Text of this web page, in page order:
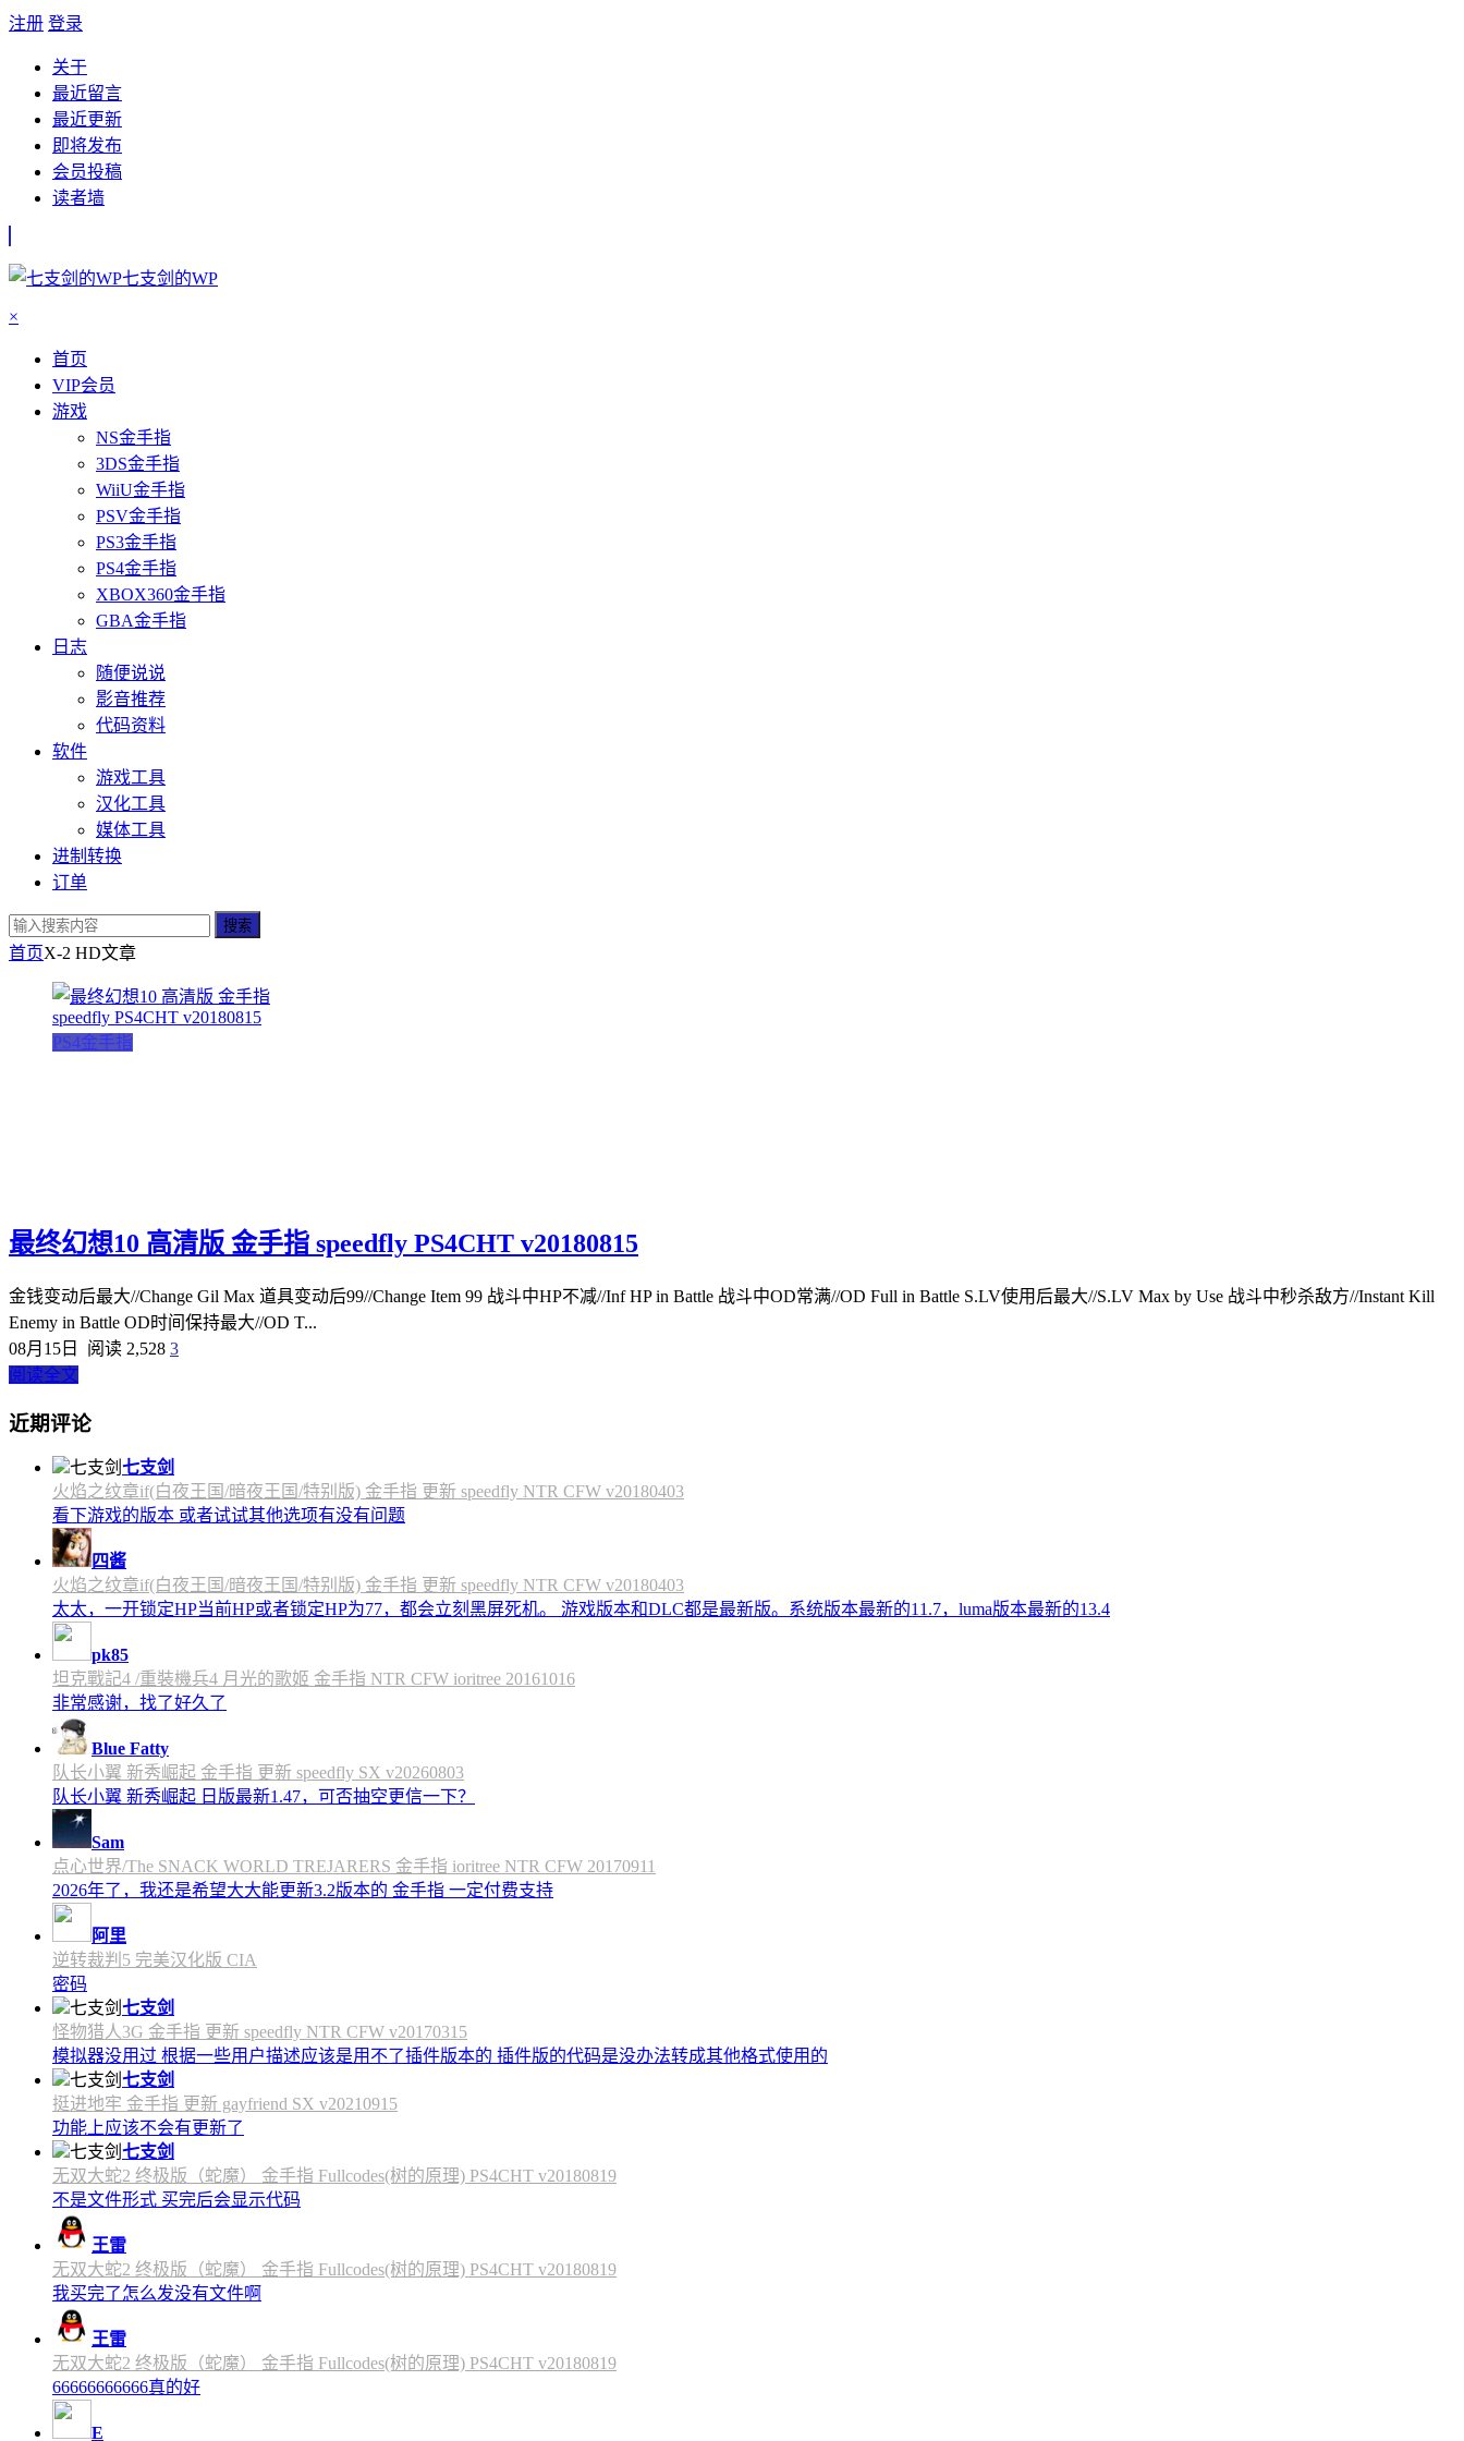
注册 登录
关于
最近留言
最近更新
即将发布
会员投稿
读者墙
七支剑的WP
×
首页
VIP会员
游戏
NS金手指
3DS金手指
WiiU金手指
PSV金手指
PS3金手指
PS4金手指
XBOX360金手指
GBA金手指
日志
随便说说
影音推荐
代码资料
软件
游戏工具
汉化工具
媒体工具
进制转换
订单
搜索
首页X-2 HD文章
PS4金手指
最终幻想10 高清版 金手指 speedfly PS4CHT v20180815
金钱变动后最大//Change Gil Max 道具变动后99//Change Item 99 战斗中HP不减//Inf HP in Battle 战斗中OD常满//OD Full in Battle S.LV使用后最大//S.LV Max by Use 战斗中秒杀敌方//Instant Kill
Enemy in Battle OD时间保持最大//OD T...
08月15日
阅读 2,528 3
阅读全文
近期评论
七支剑
火焰之纹章if(白夜王国/暗夜王国/特别版) 金手指 更新 speedfly NTR CFW v20180403
看下游戏的版本 或者试试其他选项有没有问题
四酱
火焰之纹章if(白夜王国/暗夜王国/特别版) 金手指 更新 speedfly NTR CFW v20180403
太太，一开锁定HP当前HP或者锁定HP为77，都会立刻黑屏死机。 游戏版本和DLC都是最新版。系统版本最新的11.7，luma版本最新的13.4
pk85
坦克戰記4 /重裝機兵4 月光的歌姬 金手指 NTR CFW ioritree 20161016
非常感谢，找了好久了
Blue Fatty
队长小翼 新秀崛起 金手指 更新 speedfly SX v20260803
队长小翼 新秀崛起 日版最新1.47，可否抽空更信一下？
Sam
点心世界/The SNACK WORLD TREJARERS 金手指 ioritree NTR CFW 20170911
2026年了，我还是希望大大能更新3.2版本的 金手指 一定付费支持
阿里
逆转裁判5 完美汉化版 CIA
密码
七支剑
怪物猎人3G 金手指 更新 speedfly NTR CFW v20170315
模拟器没用过 根据一些用户描述应该是用不了插件版本的 插件版的代码是没办法转成其他格式使用的
七支剑
挺进地牢 金手指 更新 gayfriend SX v20210915
功能上应该不会有更新了
七支剑
无双大蛇2 终极版（蛇魔） 金手指 Fullcodes(树的原理) PS4CHT v20180819
不是文件形式 买完后会显示代码
王雷
无双大蛇2 终极版（蛇魔） 金手指 Fullcodes(树的原理) PS4CHT v20180819
我买完了怎么发没有文件啊
王雷
无双大蛇2 终极版（蛇魔） 金手指 Fullcodes(树的原理) PS4CHT v20180819
66666666666真的好
E